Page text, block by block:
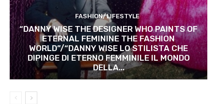
FASHION/LIFESTYLE
“DANNY WISE THE DESIGNER WHO PAINTS OF
ETERNAL FEMININE THE FASHION
WORLD”/“DANNY WISE LO STILISTA CHE
DIPINGE DI ETERNO FEMMINILE IL MONDO
DELLA...